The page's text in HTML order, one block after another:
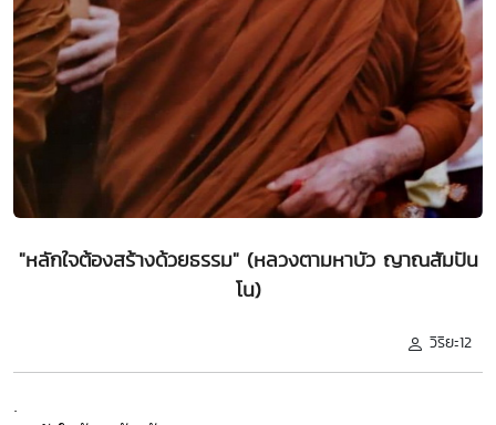
"หลักใจต้องสร้างด้วยธรรม" (หลวงตามหาบัว ญาณสัมปัน
โน)
วิริยะ12
.